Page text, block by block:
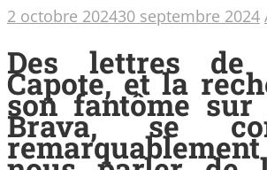
2 octobre 202430 septembre 2024
Des lettres de
Capote, et la
son fantôme sur
Brava, se